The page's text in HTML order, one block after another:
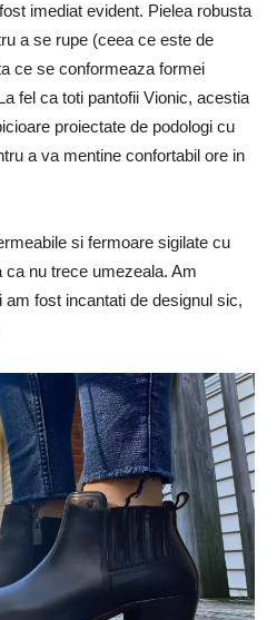
imediat evident. Pielea robusta
a se rupe (ceea ce este de
ce se conformeaza formei
fel ca toti pantofii Vionic, acestia
proiectate de podologi cu
a va mentine confortabil ore in
si fermoare sigilate cu
nu trece umezeala. Am
fost incantati de designul sic,